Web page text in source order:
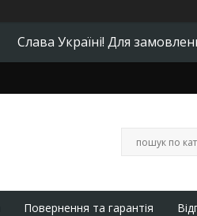
Слава Україні! Для
Повернення та гарантія